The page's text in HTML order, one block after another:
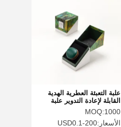
علبة التعبئة العطرية الهدية
القابلة لإعادة التدوير علبة
الورق المطبوعة المخصصة
لعطور السيارات
MOQ:1000
الأسعار:USD0.1-200